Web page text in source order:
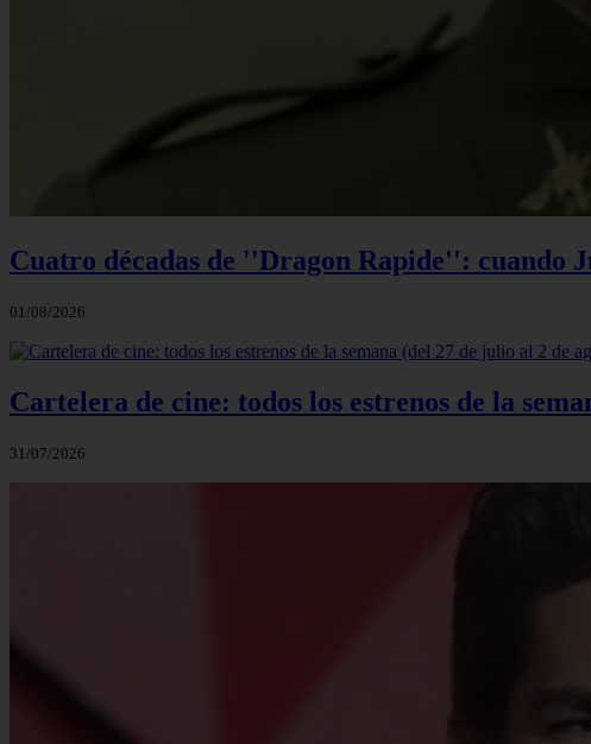
Cuatro décadas de ''Dragon Rapide'': cuando
01/08/2026
Cartelera de cine: todos los estrenos de la
31/07/2026